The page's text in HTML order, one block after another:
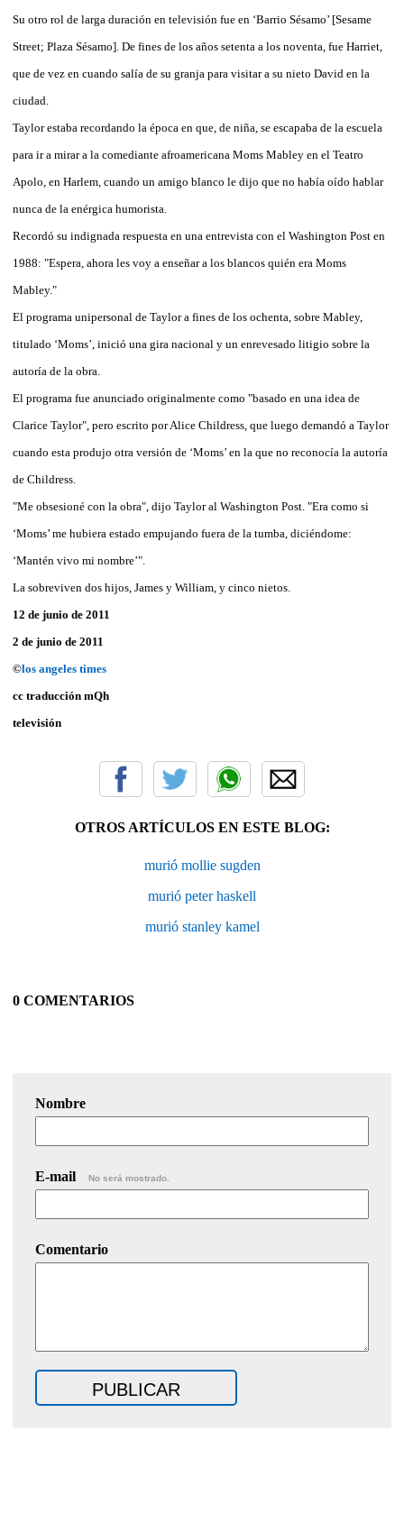
Su otro rol de larga duración en televisión fue en ‘Barrio Sésamo’ [Sesame
Street; Plaza Sésamo]. De fines de los años setenta a los noventa, fue Harriet,
que de vez en cuando salía de su granja para visitar a su nieto David en la
ciudad.
Taylor estaba recordando la época en que, de niña, se escapaba de la escuela
para ir a mirar a la comediante afroamericana Moms Mabley en el Teatro
Apolo, en Harlem, cuando un amigo blanco le dijo que no había oído hablar
nunca de la enérgica humorista.
Recordó su indignada respuesta en una entrevista con el Washington Post en
1988: "Espera, ahora les voy a enseñar a los blancos quién era Moms
Mabley."
El programa unipersonal de Taylor a fines de los ochenta, sobre Mabley,
titulado ‘Moms’, inició una gira nacional y un enrevesado litigio sobre la
autoría de la obra.
El programa fue anunciado originalmente como "basado en una idea de
Clarice Taylor", pero escrito por Alice Childress, que luego demandó a Taylor
cuando esta produjo otra versión de ‘Moms’ en la que no reconocía la autoría
de Childress.
"Me obsesioné con la obra", dijo Taylor al Washington Post. "Era como si
‘Moms’ me hubiera estado empujando fuera de la tumba, diciéndome:
‘Mantén vivo mi nombre’".
La sobreviven dos hijos, James y William, y cinco nietos.
12 de junio de 2011
2 de junio de 2011
©los angeles times
cc traducción mQh
televisión
OTROS ARTÍCULOS EN ESTE BLOG:
murió mollie sugden
murió peter haskell
murió stanley kamel
0 COMENTARIOS
Nombre
E-mail No será mostrado.
Comentario